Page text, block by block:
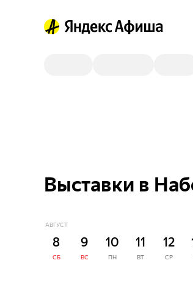
Выставки в
АВГУСТ
8
СБ
9
ВС
10
ПН
11
ВТ
12
СР